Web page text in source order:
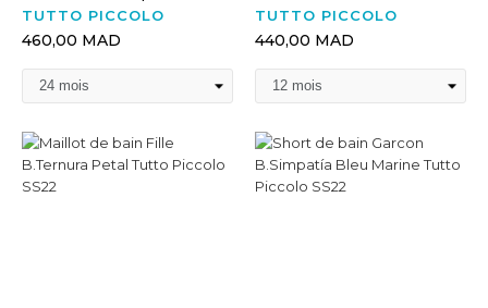
TUTTO PICCOLO
460,00 MAD
TUTTO PICCOLO
440,00 MAD